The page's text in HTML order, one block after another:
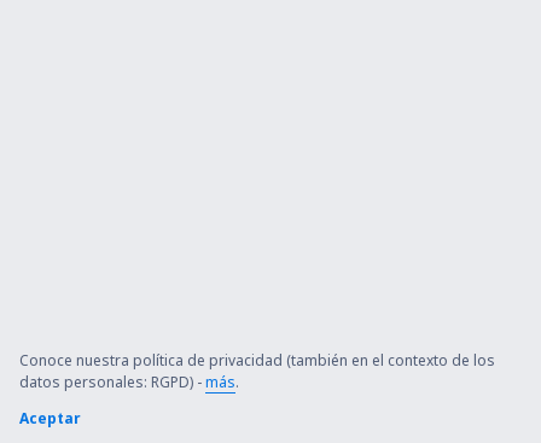
Conoce nuestra política de privacidad (también en el contexto de los
datos personales: RGPD) -más.
Aceptar